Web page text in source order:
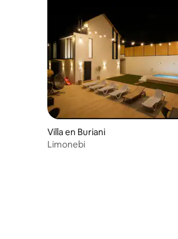
Villa en Buriani
Limonebi